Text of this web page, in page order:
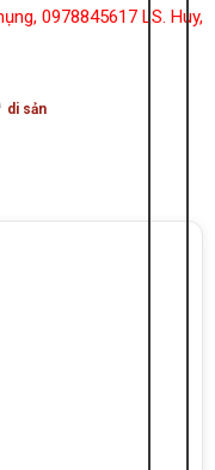
0978845617 LS. Huy,
di sản